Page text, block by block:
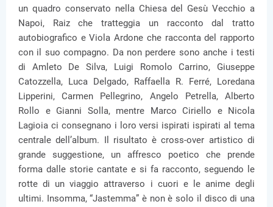
un quadro conservato nella Chiesa del Gesù Vecchio a
Napoi, Raiz che tratteggia un racconto dal tratto
autobiografico e Viola Ardone che racconta del rapporto
con il suo compagno. Da non perdere sono anche i testi
di Amleto De Silva, Luigi Romolo Carrino, Giuseppe
Catozzella, Luca Delgado, Raffaella R. Ferré, Loredana
Lipperini, Carmen Pellegrino, Angelo Petrella, Alberto
Rollo e Gianni Solla, mentre Marco Ciriello e Nicola
Lagioia ci consegnano i loro versi ispirati ispirati al tema
centrale dell’album. Il risultato è cross-over artistico di
grande suggestione, un affresco poetico che prende
forma dalle storie cantate e si fa racconto, seguendo le
rotte di un viaggio attraverso i cuori e le anime degli
ultimi. Insomma, “Jastemma” è non è solo il disco di una